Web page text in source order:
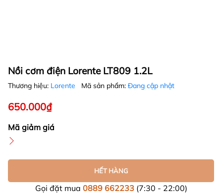
Nồi cơm điện Lorente LT809 1.2L
Thương hiệu: Lorente Mã sản phẩm: Đang cập nhật
650.000₫
Mã giảm giá
HẾT HÀNG
Gọi đặt mua 0889 662233(7:30 - 22:00)